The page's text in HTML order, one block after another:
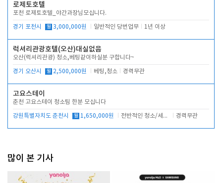
로제토호텔
포천 로제토호텔_야간과장님모십니다.
경기 포천시 월 3,000,000원 일반적인 당번업무 1년 이상
럭셔리관광호텔(오산)대실없음
오산(럭셔리관광) 청소,베팅같이하실분 구합니다~
경기 오산시 월 2,500,000원 베팅,청소 경력무관
고요스테이
춘천 고요스테이 청소팀 한분 모십니다
강원특별자치도 춘천시 월 1,650,000원 전반적인 청소/세탁업무 경력무관
많이 본 기사